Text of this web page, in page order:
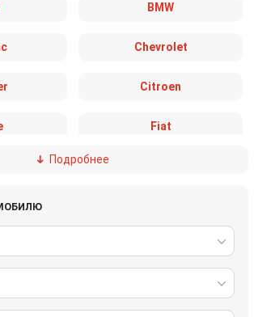
BMW
Chevrolet
Citroen
Fiat
Подробнее